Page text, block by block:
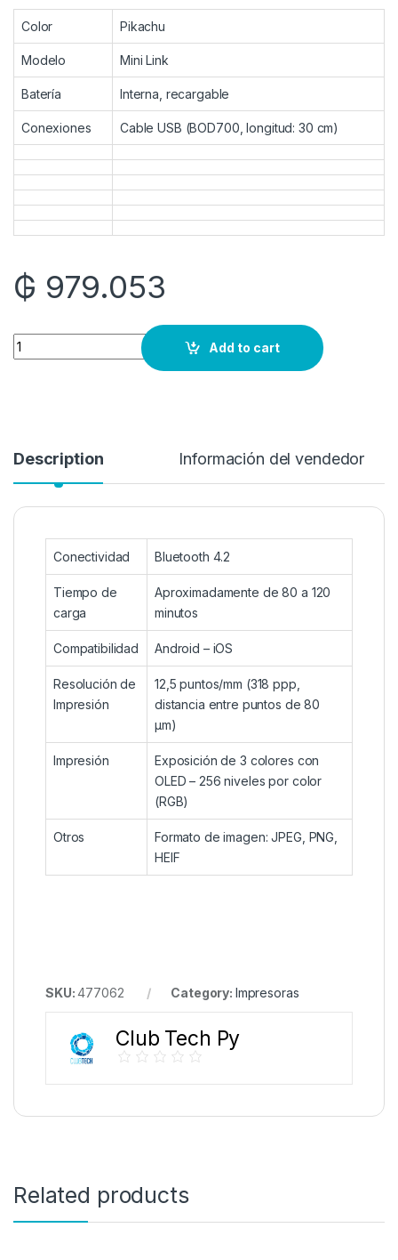
Color Pikachu
Modelo Mini Link
Batería Interna, recargable
Conexiones Cable USB (BOD700, longitud: 30 cm)
₲ 979.053
Quantity
Add to cart
Description Información del vendedor
Conectividad Bluetooth 4.2
Tiempo de
carga
Aproximadamente de 80 a 120
minutos
Compatibilidad Android – iOS
Resolución de
Impresión
12,5 puntos/mm (318 ppp,
distancia entre puntos de 80
μm)
Impresión
Exposición de 3 colores con
OLED – 256 niveles por color
(RGB)
Otros
Formato de imagen: JPEG, PNG,
HEIF
SKU:477062 Category: Impresoras
Club Tech Py
Related products